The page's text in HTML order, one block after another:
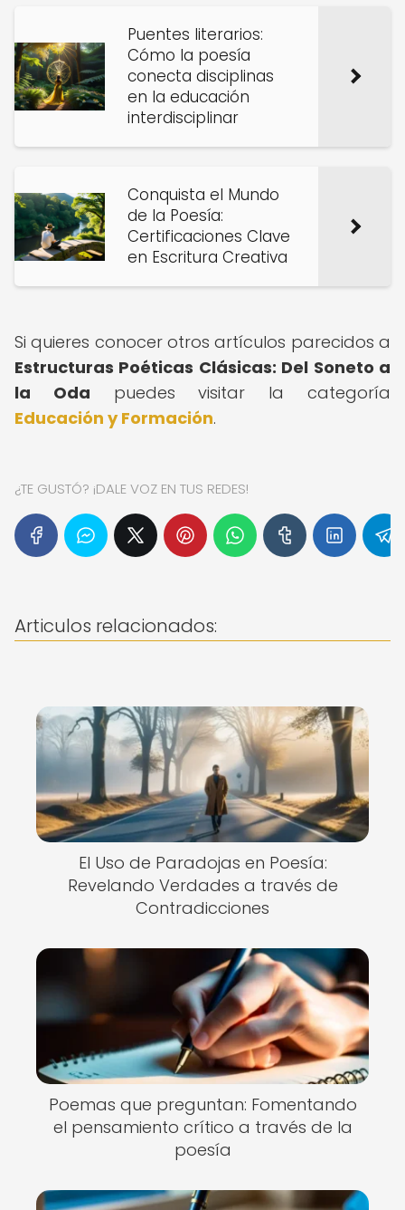
Puentes literarios:
Cómo la poesía
conecta disciplinas
en la educación
interdisciplinar
Conquista el Mundo
de la Poesía:
Certificaciones Clave
en Escritura Creativa
Si quieres conocer otros artículos parecidos a
Estructuras Poéticas Clásicas: Del Soneto a
la Oda puedes visitar la categoría
Educación y Formación.
¿TE GUSTÓ? ¡DALE VOZ EN TUS REDES!
Articulos relacionados:
El Uso de Paradojas en Poesía:
Revelando Verdades a través de
Contradicciones
Poemas que preguntan: Fomentando
el pensamiento crítico a través de la
poesía